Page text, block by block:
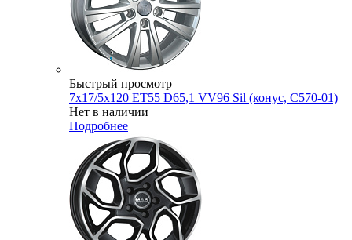
Быстрый просмотр
7x17/5x120 ET55 D65,1 VV96 Sil (конус, C570-01)
Нет в наличии
Подробнее